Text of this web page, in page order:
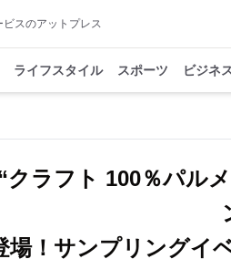
スのアットプレス
ライフスタイル スポーツ ビジネ
クラフト 100％パル
場！サンプリングイ